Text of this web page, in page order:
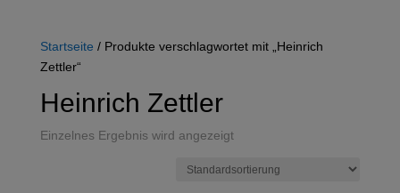
Startseite / Produkte verschlagwortet mit „Heinrich
Zettler“
Heinrich Zettler
Einzelnes Ergebnis wird angezeigt